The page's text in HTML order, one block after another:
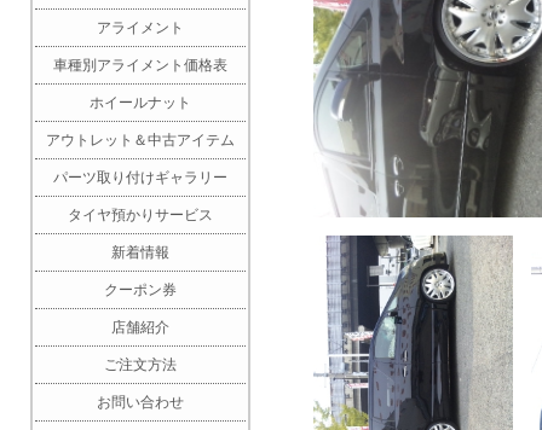
アライメント
車種別アライメント価格表
ホイールナット
アウトレット＆中古アイテム
パーツ取り付けギャラリー
タイヤ預かりサービス
新着情報
クーポン券
店舗紹介
ご注文方法
お問い合わせ